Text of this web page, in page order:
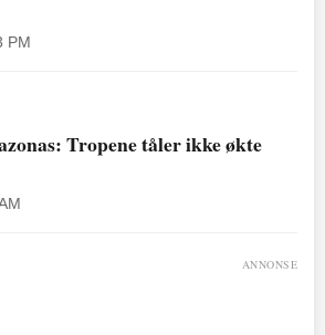
PM
Tropene tåler ikke økte
ANNONSE